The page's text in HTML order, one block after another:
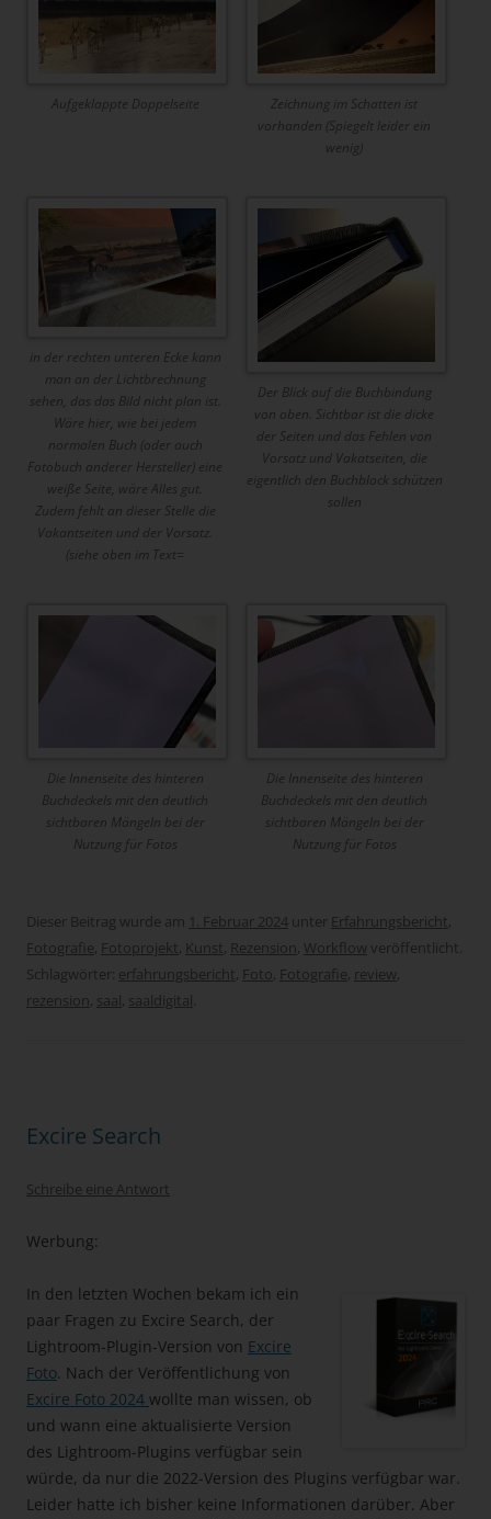
Aufgeklappte Doppelseite
Zeichnung im Schatten ist
vorhanden (Spiegelt leider ein
wenig)
in der rechten unteren Ecke kann
man an der Lichtbrechnung
sehen, das das Bild nicht plan ist.
Wäre hier, wie bei jedem
normalen Buch (oder auch
Fotobuch anderer Hersteller) eine
weiße Seite, wäre Alles gut.
Zudem fehlt an dieser Stelle die
Vakantseiten und der Vorsatz.
(siehe oben im Text=
Der Blick auf die Buchbindung
von oben. Sichtbar ist die dicke
der Seiten und das Fehlen von
Vorsatz und Vakatseiten, die
eigentlich den Buchblock schützen
sollen
Die Innenseite des hinteren
Buchdeckels mit den deutlich
sichtbaren Mängeln bei der
Nutzung für Fotos
Die Innenseite des hinteren
Buchdeckels mit den deutlich
sichtbaren Mängeln bei der
Nutzung für Fotos
Dieser Beitrag wurde am 1. Februar 2024 unter Erfahrungsbericht,
Fotografie, Fotoprojekt, Kunst, Rezension, Workflow veröffentlicht.
Schlagwörter: erfahrungsbericht, Foto, Fotografie, review,
rezension, saal, saaldigital.
Excire Search
Schreibe eine Antwort
Werbung:
In den letzten Wochen bekam ich ein
paar Fragen zu Excire Search, der
Lightroom-Plugin-Version von Excire
Foto. Nach der Veröffentlichung von
Excire Foto 2024 wollte man wissen, ob
und wann eine aktualisierte Version
des Lightroom-Plugins verfügbar sein
würde, da nur die 2022-Version des Plugins verfügbar war.
Leider hatte ich bisher keine Informationen darüber. Aber